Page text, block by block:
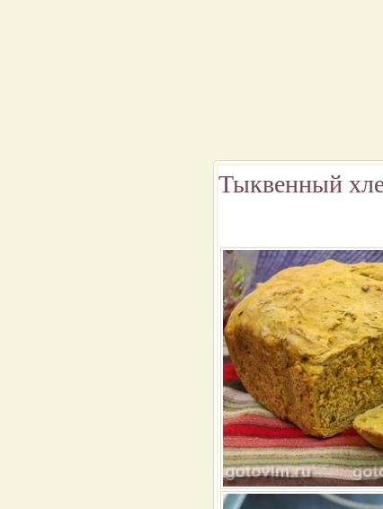
Тыквенный